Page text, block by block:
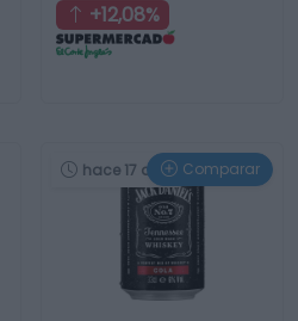
+12,08%
hace 17 días Comparar